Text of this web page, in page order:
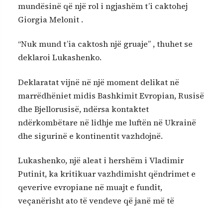
mundësinë që një rol i ngjashëm t’i caktohej
Giorgia Melonit .
“Nuk mund t’ia caktosh një gruaje” , thuhet se
deklaroi Lukashenko.
Deklaratat vijnë në një moment delikat në
marrëdhëniet midis Bashkimit Evropian, Rusisë
dhe Bjellorusisë, ndërsa kontaktet
ndërkombëtare në lidhje me luftën në Ukrainë
dhe sigurinë e kontinentit vazhdojnë.
Lukashenko, një aleat i hershëm i Vladimir
Putinit, ka kritikuar vazhdimisht qëndrimet e
qeverive evropiane në muajt e fundit,
veçanërisht ato të vendeve që janë më të